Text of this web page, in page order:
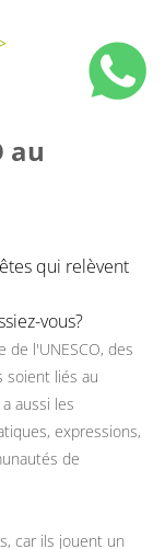
au
qui relèvent
vous?
de l'UNESCO, des
soient liés au
aussi les
expressions,
de
car ils jouent un